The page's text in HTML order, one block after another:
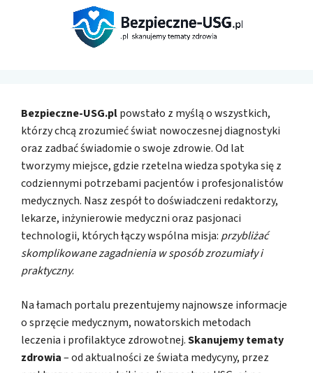
Bezpieczne-USG.plpowstało z myślą o wszystkich,
którzy chcą zrozumieć świat nowoczesnej diagnostyki
oraz zadbać świadomie o swoje zdrowie. Od lat
tworzymy miejsce, gdzie rzetelna wiedza spotyka się z
codziennymi potrzebami pacjentów i profesjonalistów
medycznych. Nasz zespół to doświadczeni redaktorzy,
lekarze, inżynierowie medyczni oraz pasjonaci
technologii, których łączy wspólna misja: przybliżać
skomplikowane zagadnienia w sposób zrozumiały i
praktyczny.
Na łamach portalu prezentujemy najnowsze informacje
o sprzęcie medycznym, nowatorskich metodach
leczenia i profilaktyce zdrowotnej.Skanujemy tematy
zdrowia– od aktualności ze świata medycyny, przez